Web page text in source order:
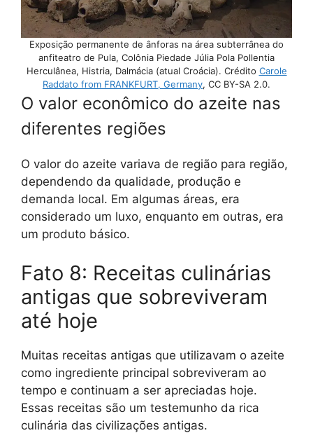
Exposição permanente de ânforas na área subterrânea do
anfiteatro de Pula, Colônia Piedade Júlia Pola Pollentia
Herculânea, Histria, Dalmácia (atual Croácia). Crédito Carole
Raddato from FRANKFURT, Germany, CC BY-SA 2.0.
O valor econômico do azeite nas
diferentes regiões
O valor do azeite variava de região para região,
dependendo da qualidade, produção e
demanda local. Em algumas áreas, era
considerado um luxo, enquanto em outras, era
um produto básico.
Fato 8: Receitas culinárias
antigas que sobreviveram
até hoje
Muitas receitas antigas que utilizavam o azeite
como ingrediente principal sobreviveram ao
tempo e continuam a ser apreciadas hoje.
Essas receitas são um testemunho da rica
culinária das civilizações antigas.